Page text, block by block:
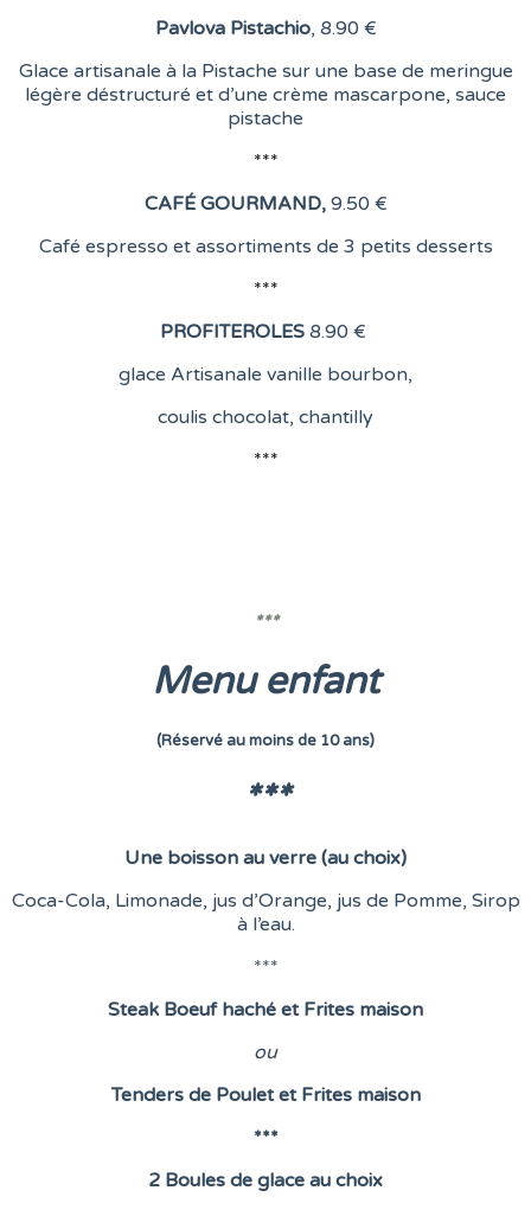
Pavlova Pistachio, 8.90 €
Glace artisanale à la Pistache sur une base de meringue
légère déstructuré et d’une crème mascarpone, sauce
pistache
***
CAFÉ GOURMAND, 9.50 €
Café espresso et assortiments de 3 petits desserts
***
PROFITEROLES 8.90 €
glace Artisanale vanille bourbon,
coulis chocolat, chantilly
***
***
Menu enfant
(Réservé au moins de 10 ans)
***
Une boisson au verre (au choix)
Coca-Cola, Limonade, jus d’Orange, jus de Pomme, Sirop
à l’eau.
***
Steak Boeuf haché et Frites maison
ou
Tenders de Poulet et Frites maison
***
2 Boules de glace au choix